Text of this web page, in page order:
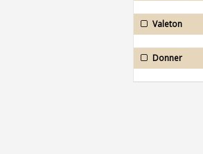
Valeton
Donner